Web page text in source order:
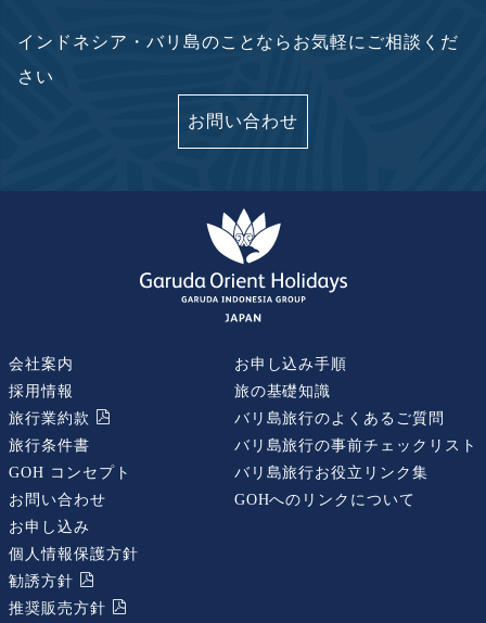
インドネシア・バリ島のことならお気軽にご相談くだ
さい
お問い合わせ
会社案内
採用情報
旅行業約款
旅行条件書
GOH コンセプト
お問い合わせ
お申し込み
個人情報保護方針
勧誘⽅針
推奨販売⽅針
お申し込み手順
旅の基礎知識
バリ島旅行のよくあるご質問
バリ島旅行の事前チェックリスト
バリ島旅行お役立リンク集
GOHへのリンクについて